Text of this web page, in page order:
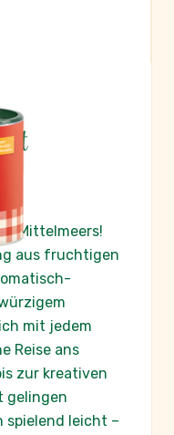
Mittelmeers!
aus fruchtigen
mit jedem
Reise ans
zur kreativen
gelingen
spielend leicht –